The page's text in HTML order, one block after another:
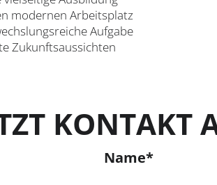
modernen Arbeitsplatz
Aufgabe
Zukunftsaussichten
KONTAKT
Name*